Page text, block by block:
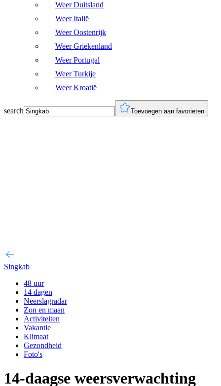
Weer Duitsland
Weer Italië
Weer Oostenrijk
Weer Griekenland
Weer Portugal
Weer Turkije
Weer Kroatië
search Toevoegen aan favorieten
Singkab
48 uur
14 dagen
Neerslagradar
Zon en maan
Activiteiten
Vakantie
Klimaat
Gezondheid
Foto's
14-daagse weersverwachting